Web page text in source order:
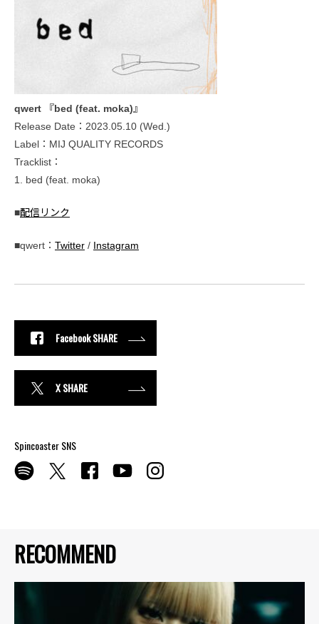
RECOMMEND
qwert 『bed (feat. moka)』
Release Date：2023.05.10 (Wed.)
Label：MIJ QUALITY RECORDS
Tracklist：
1. bed (feat. moka)
■配信リンク
■qwert： Twitter / Instagram
Facebook SHARE
X SHARE
Spincoaster SNS